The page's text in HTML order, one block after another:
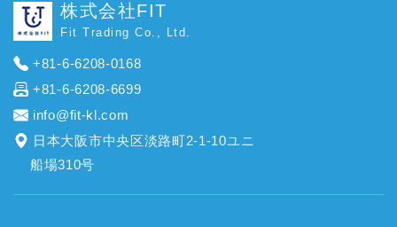
株式会社FIT
Fit Trading Co., Ltd.
+81-6-6208-0168
+81-6-6208-6699
info@fit-kl.com
日本大阪市中央区淡路町2-1-10ユニ
船場310号